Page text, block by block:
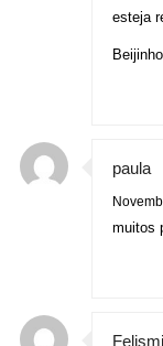
esteja
paula
muitos